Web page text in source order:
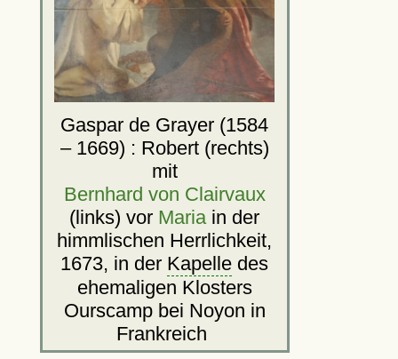
Gaspar de Grayer (1584
– 1669) : Robert (rechts)
mit
Bernhard von Clairvaux
(links) vor Mariain der
himmlischen Herrlichkeit,
1673, in der Kapelle des
ehemaligen Klosters
Ourscamp bei Noyon in
Frankreich